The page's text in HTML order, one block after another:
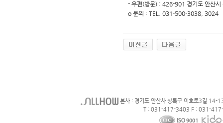
- 우편(방문) : 426-901 경기도 안산
o 문의 : TEL. 031-500-3038, 3024
본사 : 경기도 안산사 상록구 이호로3길 14-
T : 031-417-3403 F : 031-